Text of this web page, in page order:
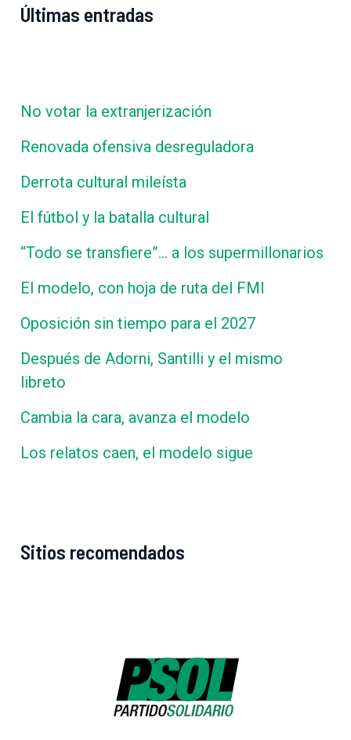
Últimas entradas
No votar la extranjerización
Renovada ofensiva desreguladora
Derrota cultural mileísta
El fútbol y la batalla cultural
“Todo se transfiere”… a los supermillonarios
El modelo, con hoja de ruta del FMI
Oposición sin tiempo para el 2027
Después de Adorni, Santilli y el mismo
libreto
Cambia la cara, avanza el modelo
Los relatos caen, el modelo sigue
Sitios recomendados